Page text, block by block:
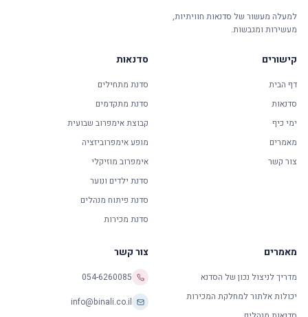
למעלה מעשור של סדנאות חוויתיות,
מעשירות ומגבשות.
קישורים
דף הבית
סדנאות
ימי כיף
מאמרים
צור קשר
סדנאות
סדנת מתחילים
סדנת מתקדמים
קבוצת אימפרוב שבועית
מופע אימפרוביזציה
אימפרוב מוזיקלי
סדנת ילדים ונוער
סדנת פיתוח מנהלים
סדנת מכירות
מאמרים
מדריך לניצול נכון של הסדנא
יכולות אלתור למחלקת המכירות
צור קשר
054-6260085
info@binali.co.il